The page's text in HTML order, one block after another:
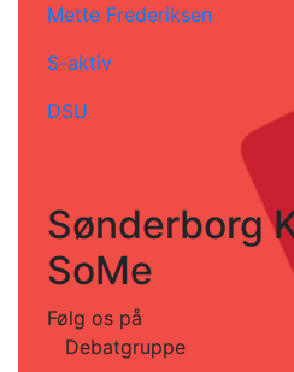
Mette Frederiksen
S-aktiv
DSU
Sønderborg
SoMe
Følg os på
Debatgruppe